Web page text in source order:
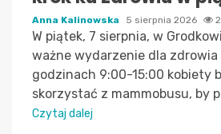
Anna Kalinowska 5 sierpnia 2026
W piątek, 7 sierpnia, w
ważne wydarzenie dla zdrowia
godzinach 9:00-15:00 kobiety
skorzystać z mammobusu, by
Czytaj dalej